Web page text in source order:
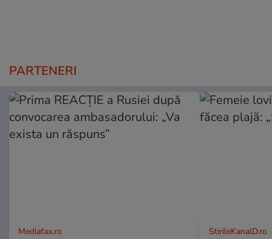
PARTENERI
Mediafax.ro StirileKanalD.ro